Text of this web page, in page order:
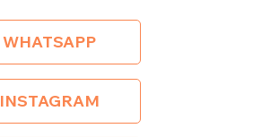
WHATSAPP
INSTAGRAM